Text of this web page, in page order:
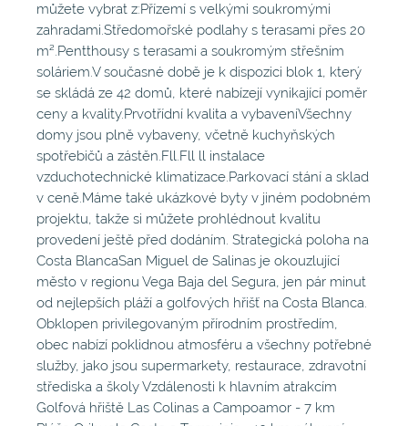
můžete vybrat z:Přízemí s velkými soukromými
zahradami.Středomořské podlahy s terasami přes 20
m².Pentthousy s terasami a soukromým střešním
soláriem.V současné době je k dispozici blok 1, který
se skládá ze 42 domů, které nabízejí vynikající poměr
ceny a kvality.Prvotřídní kvalita a vybaveníVšechny
domy jsou plně vybaveny, včetně kuchyňských
spotřebičů a zástěn.Fll.Fll ll instalace
vzduchotechnické klimatizace.Parkovací stání a sklad
v ceně.Máme také ukázkové byty v jiném podobném
projektu, takže si můžete prohlédnout kvalitu
provedení ještě před dodáním. Strategická poloha na
Costa BlancaSan Miguel de Salinas je okouzlující
město v regionu Vega Baja del Segura, jen pár minut
od nejlepších pláží a golfových hřišť na Costa Blanca.
Obklopen privilegovaným přírodním prostředím,
obec nabízí poklidnou atmosféru a všechny potřebné
služby, jako jsou supermarkety, restaurace, zdravotní
střediska a školy Vzdálenosti k hlavním atrakcím
Golfová hřiště Las Colinas a Campoamor - 7 km